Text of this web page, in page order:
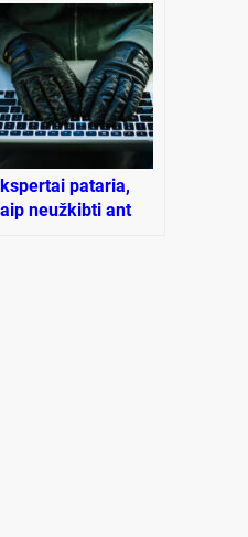
pataria,
neužkibti ant